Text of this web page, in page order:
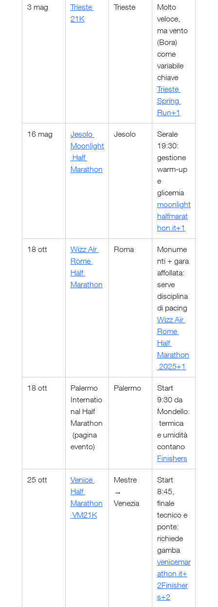
3 mag
Trieste
21K
Trieste
Molto
veloce,
ma vento
(Bora)
come
variabile
chiave
Trieste
Spring
Run+1
16 mag
Jesolo
Moonlight
Half
Marathon
Jesolo
Serale
19:30:
gestione
warm-up
e
glicemia
moonlight
halfmarat
hon.it+1
18 ott
Wizz Air
Rome
Half
Marathon
Roma
Monume
nti + gara
affollata:
serve
disciplina
di pacing
Wizz Air
Rome
Half
Marathon
2025+1
18 ott
Palermo
Internatio
nal Half
Marathon
(pagina
evento)
Palermo
Start
9:30 da
Mondello:
termica
e umidità
contano
Finishers
25 ott
Venice
Half
Marathon
VM21K
Mestre
→
Venezia
Start
8:45,
finale
tecnico e
ponte:
richiede
gamba
venicemar
athon.it+
2Finisher
s+2